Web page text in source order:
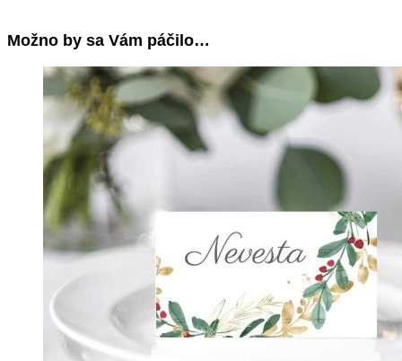
Možno by sa Vám páčilo…